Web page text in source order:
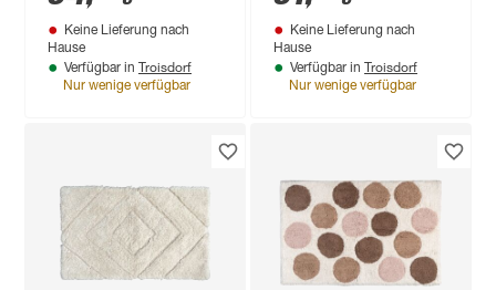
Keine Lieferung nach
Hause
Verfügbar in Troisdorf
Nur wenige verfügbar
Keine Lieferung nach
Hause
Verfügbar in Troisdorf
Nur wenige verfügbar